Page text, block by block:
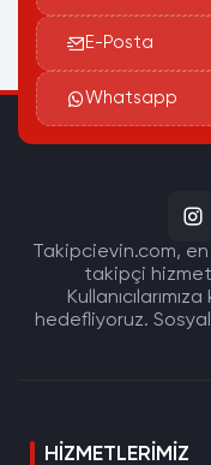
E-Posta
Whatsapp
Takipcievin.com,
takipçi
hedefliyoruz.
HIZMETLERIMIZ